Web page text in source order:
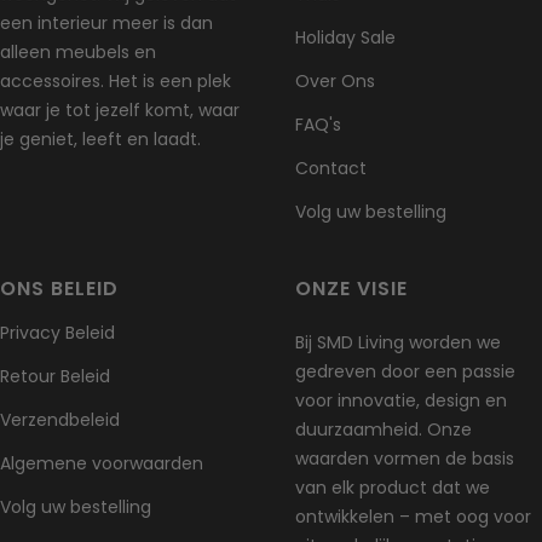
een interieur meer is dan
alleen meubels en
accessoires. Het is een plek
waar je tot jezelf komt, waar
je geniet, leeft en laadt.
Holiday Sale
Over Ons
FAQ's
Contact
Volg uw bestelling
ONS BELEID
Privacy Beleid
Retour Beleid
Verzendbeleid
Algemene voorwaarden
Volg uw bestelling
ONZE VISIE
Bij SMD Living worden we
gedreven door een passie
voor innovatie, design en
duurzaamheid. Onze
waarden vormen de basis
van elk product dat we
ontwikkelen – met oog voor